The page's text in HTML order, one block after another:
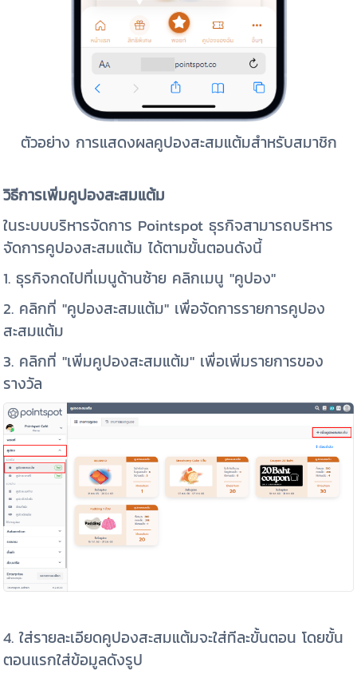
ตัวอย่าง การแสดงผลคูปองสะสมแต้มสำหรับสมาชิก
วิธีการเพิ่มคูปองสะสมแต้ม
ในระบบบริหารจัดการ Pointspot ธุรกิจสามารถบริหาร
จัดการคูปองสะสมแต้ม ได้ตามขั้นตอนดังนี้
1. ธุรกิจกดไปที่เมนูด้านซ้าย คลิกเมนู "คูปอง"
2. คลิกที่ "คูปองสะสมแต้ม" เพื่อจัดการรายการคูปอง
สะสมแต้ม
3. คลิกที่ "เพิ่มคูปองสะสมแต้ม" เพื่อเพิ่มรายการของ
รางวัล
4. ใส่รายละเอียดคูปองสะสมแต้มจะใส่ทีละขั้นตอน โดยขั้น
ตอนแรกใส่ข้อมูลดังรูป